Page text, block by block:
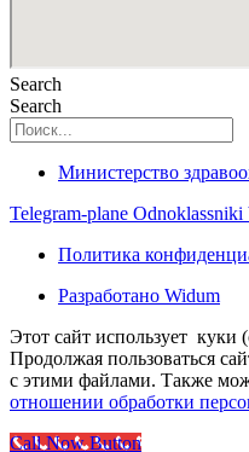
Search
Search
Министерство
Telegram-plane Odnoklassniki
Политика
Разработано Widum
Этот сайт использует куки
Продолжая пользоваться
с этими файлами. Также
отношении обработки
Call Now Button